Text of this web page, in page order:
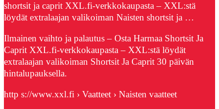
shortsit ja caprit XXL.fi-verkkokaupasta – XXL:stä
löydät extralaajan valikoiman Naisten shortsit ja …
Ilmainen vaihto ja palautus – Osta Harmaa Shortsit Ja
Caprit XXL.fi-verkkokaupasta – XXL:stä löydät
extralaajan valikoiman Shortsit Ja Caprit 30 päivän
hintalupauksella.
http s://www.xxl.fi › Vaatteet › Naisten vaatteet